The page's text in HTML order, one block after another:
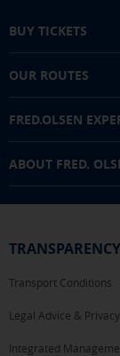
BUY TICKETS
OUR ROUTES
FRED.OLSEN
ABOUT FRED.
TRANSPARENCY
Transport Conditions
Legal Advice &
Integrated